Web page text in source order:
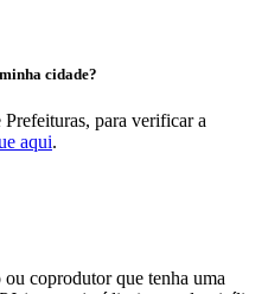
cidade?
para verificar a
aqui.
coprodutor que tenha uma